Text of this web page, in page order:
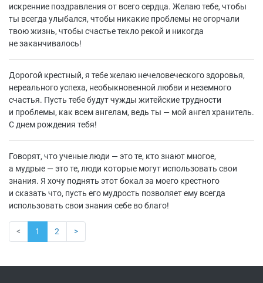
искренние поздравления от всего сердца. Желаю тебе, чтобы
ты всегда улыбался, чтобы никакие проблемы не огорчали
твою жизнь, чтобы счастье текло рекой и никогда
не заканчивалось!
Дорогой крестный, я тебе желаю нечеловеческого здоровья,
нереального успеха, необыкновенной любви и неземного
счастья. Пусть тебе будут чужды житейские трудности
и проблемы, как всем ангелам, ведь ты — мой ангел хранитель.
С днем рождения тебя!
Говорят, что ученые люди — это те, кто знают многое,
а мудрые — это те, люди которые могут использовать свои
знания. Я хочу поднять этот бокал за моего крестного
и сказать что, пусть его мудрость позволяет ему всегда
использовать свои знания себе во благо!
< 1 2 >